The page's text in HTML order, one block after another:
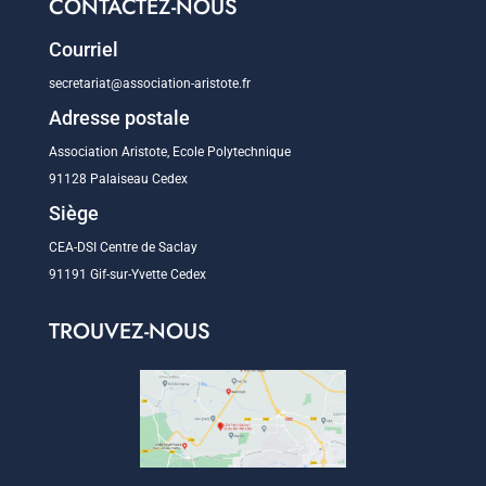
CONTACTEZ-NOUS
Courriel
secretariat@association-aristote.fr
Adresse postale
Association Aristote, Ecole Polytechnique
91128 Palaiseau Cedex
Siège
CEA-DSI Centre de Saclay
91191 Gif-sur-Yvette Cedex
TROUVEZ-NOUS